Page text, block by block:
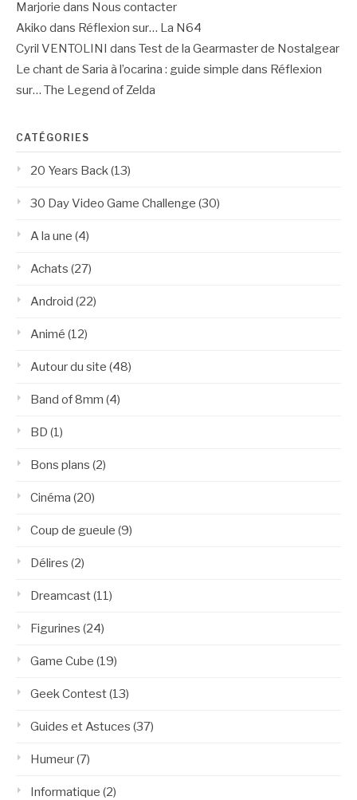
Marjorie dans Nous contacter
Akiko dans Réflexion sur… La N64
Cyril VENTOLINI dans Test de la Gearmaster de Nostalgear
Le chant de Saria à l’ocarina : guide simple dans Réflexion
sur… The Legend of Zelda
CATÉGORIES
20 Years Back(13)
30 Day Video Game Challenge (30)
A la une (4)
Achats (27)
Android (22)
Animé (12)
Autour du site (48)
Band of 8mm (4)
BD (1)
Bons plans (2)
Cinéma (20)
Coup de gueule (9)
Délires (2)
Dreamcast(11)
Figurines (24)
Game Cube (19)
Geek Contest(13)
Guides et Astuces (37)
Humeur(7)
Informatique (2)